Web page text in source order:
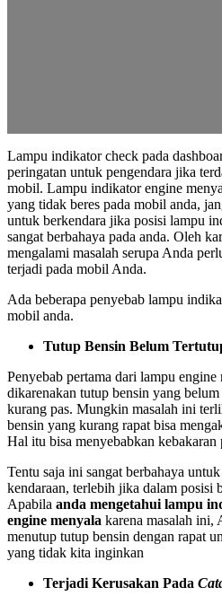
Lampu indikator check pada
peringatan untuk pengendara jika
mobil. Lampu indikator engine
yang tidak beres pada mobil anda,
untuk berkendara jika posisi lampu
sangat berbahaya pada anda. Oleh
mengalami masalah serupa Anda
terjadi pada mobil Anda.
Ada beberapa penyebab lampu
mobil anda.
Tutup Bensin Belum
Penyebab pertama dari lampu
dikarenakan tutup bensin yang
kurang pas. Mungkin masalah ini
bensin yang kurang rapat bisa
Hal itu bisa menyebabkan kebakaran
Tentu saja ini sangat berbahaya
kendaraan, terlebih jika dalam posisi
Apabila anda mengetahui lampu
engine menyala karena masalah ini,
menutup tutup bensin dengan rapat
yang tidak kita inginkan
Terjadi Kerusakan Pada